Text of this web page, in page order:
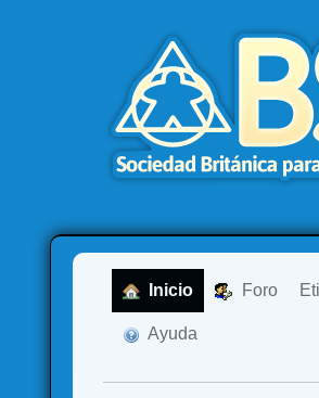
Inicio Foro
Ayuda